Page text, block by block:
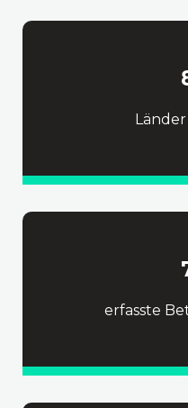
erfasste